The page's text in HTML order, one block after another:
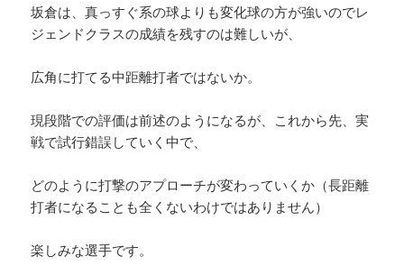
坂倉は、真っすぐ系の球よりも変化球の方が強いのでレ
ジェンドクラスの成績を残すのは難しいが、
広角に打てる中距離打者ではないか。
現段階での評価は前述のようになるが、これから先、実
戦で試行錯誤していく中で、
どのように打撃のアプローチが変わっていくか（長距離
打者になることも全くないわけではありません）
楽しみな選手です。